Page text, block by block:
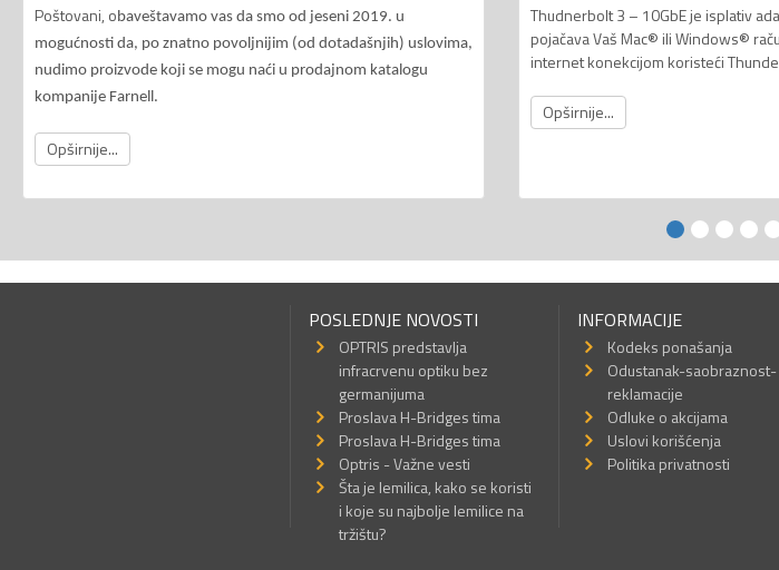
Poštovani, o baveštavamo vas da smo od jeseni 2019. u
mogućnosti da, po znatno povoljnijim (od dotadašnjih) uslovima,
nudimo proizvode koji se mogu naći u prodajnom katalogu
kompanije Farnell.
Opširnije...
Thudnerbolt 3 – 10GbE je isplativ
pojačava Vaš Mac® ili Windows®
internet konekcijom koristeći
Opširnije...
POSLEDNJE NOVOSTI
OPTRIS predstavlja
infracrvenu optiku bez
germanijuma
Proslava H-Bridges tima
Proslava H-Bridges tima
Optris - Važne vesti
Šta je lemilica, kako se koristi
i koje su najbolje lemilice na
tržištu?
INFORMACIJE
Kodeks ponašanja
Odustanak-saobraznost-
reklamacije
Odluke o akcijama
Uslovi korišćenja
Politika privatnosti